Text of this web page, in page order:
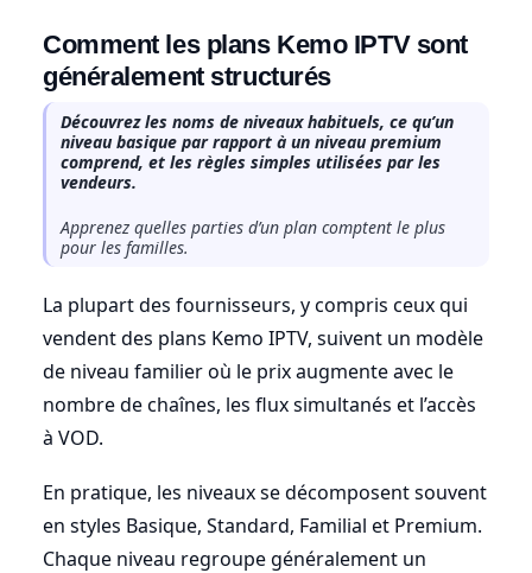
Comment les plans Kemo IPTV sont
généralement structurés
Découvrez les noms de niveaux habituels, ce qu’un
niveau basique par rapport à un niveau premium
comprend, et les règles simples utilisées par les
vendeurs.
Apprenez quelles parties d’un plan comptent le plus
pour les familles.
La plupart des fournisseurs, y compris ceux qui
vendent des plans Kemo IPTV, suivent un modèle
de niveau familier où le prix augmente avec le
nombre de chaînes, les flux simultanés et l’accès
à VOD.
En pratique, les niveaux se décomposent souvent
en styles Basique, Standard, Familial et Premium.
Chaque niveau regroupe généralement un